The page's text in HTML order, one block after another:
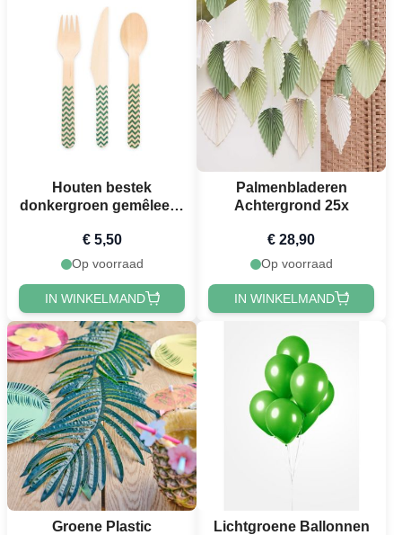
Houten bestek
donkergroen gemêleerd
€ 5,50
Op voorraad
IN WINKELMAND
Palmenbladeren
Achtergrond 25x
€ 28,90
Op voorraad
IN WINKELMAND
Groene Plastic
Lichtgroene Ballonnen